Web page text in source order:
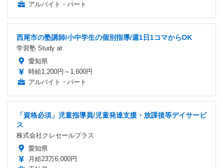
アルバイト・パート
西尾市の塾講師/小中学生の個別指導/週1日1コマからOK
学習塾 Study at
愛知県
時給1,200円～1,600円
アルバイト・パート
「資格必須」児童指導員/児童発達支援・放課後等デイサービ
ス
株式会社クレセールプラス
愛知県
月給23万6,000円